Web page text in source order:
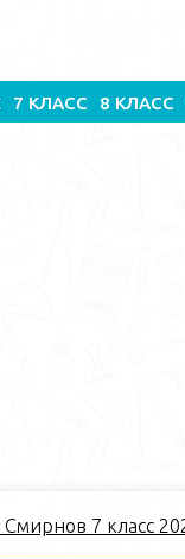
7 КЛАСС 8 КЛАСС
Смирнов 7 класс